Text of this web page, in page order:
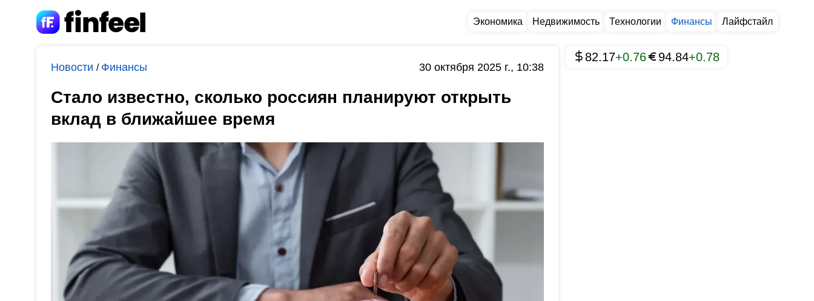
Экономика Недвижимость Технологии Финансы Лайфстайл
Новости / Финансы 30 октября 2025 г., 10:38
Стало известно, сколько россиян планируют открыть
вклад в ближайшее время
82.17+0.76 94.84+0.78